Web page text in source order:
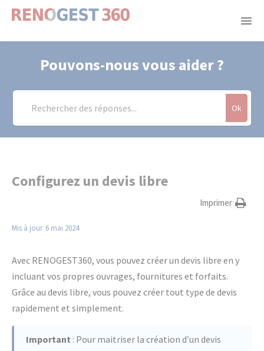
Pouvons-nous vous aider ?
Ok
Configurez un devis libre
Imprimer
Mis à jour 6 mai 2024
Avec RENOGEST360, vous pouvez créer un devis libre en y
incluant vos propres ouvrages, fournitures et forfaits.
Grâce au devis libre, vous pouvez créer tout type de devis
rapidement et simplement.
Important : Pour maitriser la création d’un devis
Panneau de gestion des cookies